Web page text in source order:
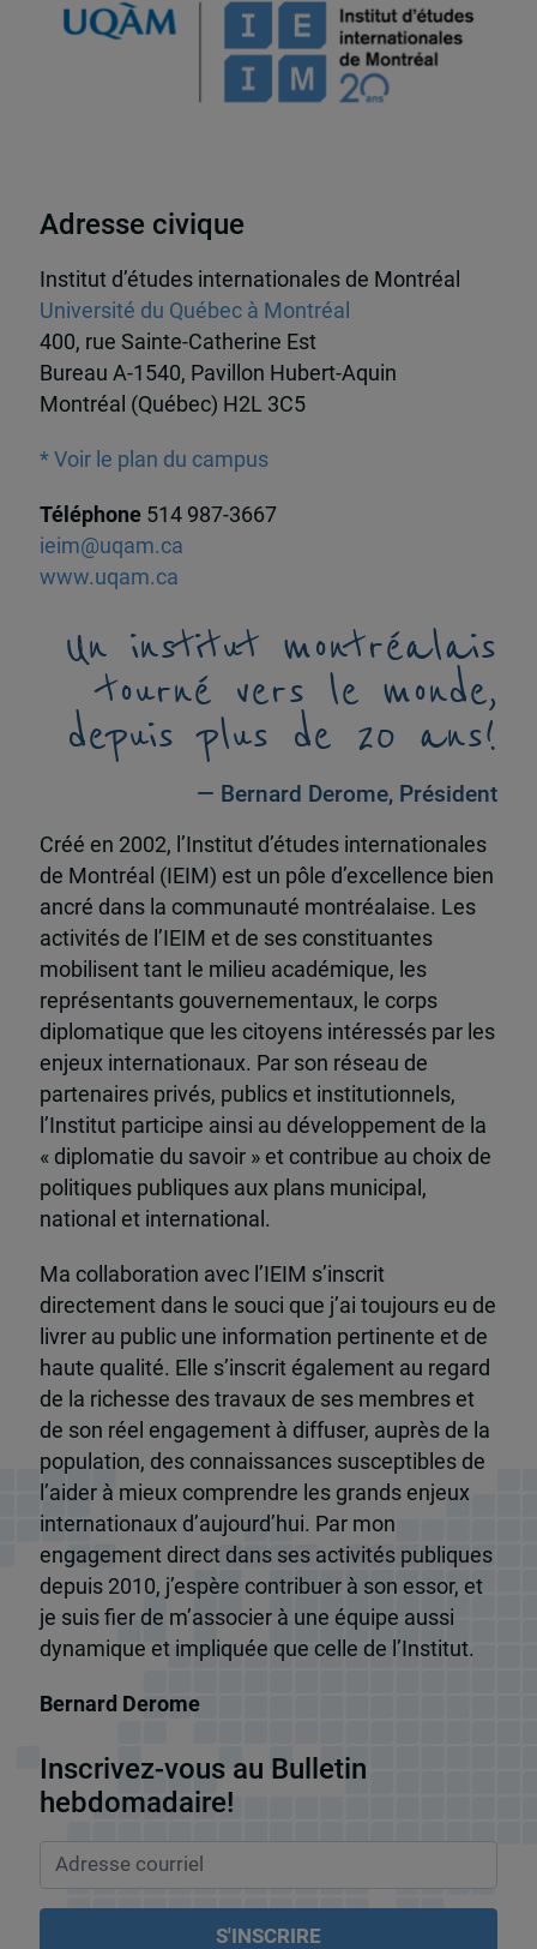
Adresse civique
Institut d’études internationales de Montréal
Université du Québec à Montréal
400, rue Sainte-Catherine Est
Bureau A-1540, Pavillon Hubert-Aquin
Montréal (Québec) H2L 3C5
* Voir le plan du campus
Téléphone 514 987-3667
ieim@uqam.ca
www.uqam.ca
Un institut montréalais
tourné vers le monde,
depuis plus de 20 ans!
— Bernard Derome, Président
Créé en 2002, l’Institut d’études internationales
de Montréal (IEIM) est un pôle d’excellence bien
ancré dans la communauté montréalaise. Les
activités de l’IEIM et de ses constituantes
mobilisent tant le milieu académique, les
représentants gouvernementaux, le corps
diplomatique que les citoyens intéressés par les
enjeux internationaux. Par son réseau de
partenaires privés, publics et institutionnels,
l’Institut participe ainsi au développement de la
« diplomatie du savoir » et contribue au choix de
politiques publiques aux plans municipal,
national et international.
Ma collaboration avec l’IEIM s’inscrit
directement dans le souci que j’ai toujours eu de
livrer au public une information pertinente et de
haute qualité. Elle s’inscrit également au regard
de la richesse des travaux de ses membres et
de son réel engagement à diffuser, auprès de la
population, des connaissances susceptibles de
l’aider à mieux comprendre les grands enjeux
internationaux d’aujourd’hui. Par mon
engagement direct dans ses activités publiques
depuis 2010, j’espère contribuer à son essor, et
je suis fier de m’associer à une équipe aussi
dynamique et impliquée que celle de l’Institut.
Bernard Derome
Inscrivez-vous au Bulletin
hebdomadaire!